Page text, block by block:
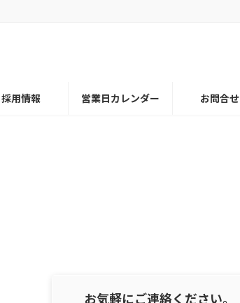
採用情報 営業日カレンダー お問合せ
お気軽にご連絡ください。